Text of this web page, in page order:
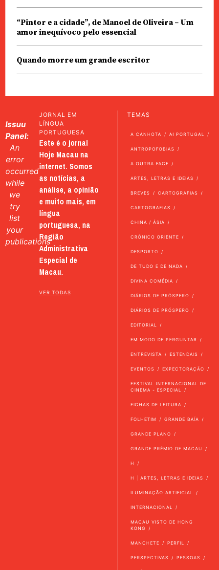
“Pintor e a cidade”, de Manoel de Oliveira – Um
amor inequívoco pelo essencial
Quando morre um grande escritor
Issuu
Panel:
An
error
occurred
while
we
try
list
your
publications
JORNAL EM
LÍNGUA
PORTUGUESA
Este é o jornal
Hoje Macau na
internet. Somos
as notícias, a
análise, a opinião
e muito mais, em
língua
portuguesa, na
Região
Administrativa
Especial de
Macau.
VER TODAS
TEMAS
A CANHOTA AI PORTUGAL
ANTROPOFOBIAS
A OUTRA FACE
ARTES, LETRAS E IDEIAS
BREVES CARTOGRAFIAS
CARTOGRAFIAS
CHINA / ÁSIA
CRÓNICO ORIENTE
DESPORTO
DE TUDO E DE NADA
DIVINA COMÉDIA
DIÁRIOS DE PRÓSPERO
DIÁRIOS DE PRÓSPERO
EDITORIAL
EM MODO DE PERGUNTAR
ENTREVISTA ESTENDAIS
EVENTOS EXPECTORAÇÃO
FESTIVAL INTERNACIONAL DE
CINEMA - ESPECIAL
FICHAS DE LEITURA
FOLHETIM GRANDE BAÍA
GRANDE PLANO
GRANDE PRÉMIO DE MACAU
H
H | ARTES, LETRAS E IDEIAS
ILUMINAÇÃO ARTIFICIAL
INTERNACIONAL
MACAU VISTO DE HONG
KONG
MANCHETE PERFIL
PERSPECTIVAS PESSOAS